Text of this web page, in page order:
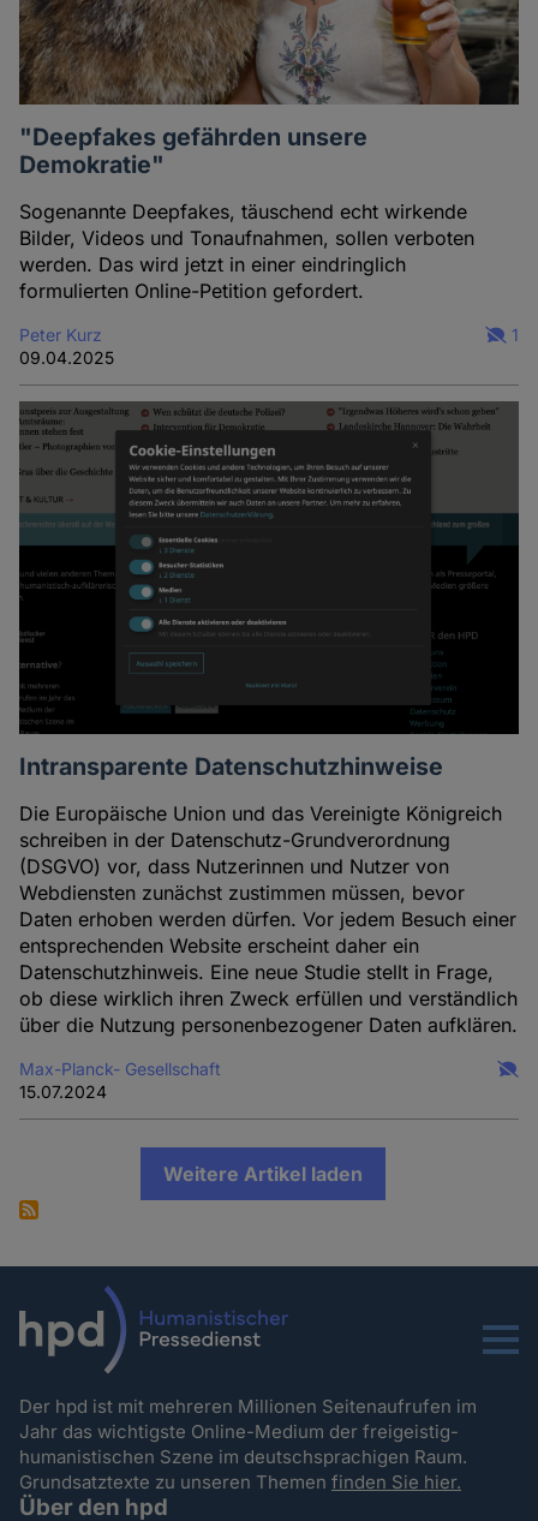
"Deepfakes gefährden unsere
Demokratie"
Sogenannte Deepfakes, täuschend echt wirkende
Bilder, Videos und Tonaufnahmen, sollen verboten
werden. Das wird jetzt in einer eindringlich
formulierten Online-Petition gefordert.
Peter Kurz
09.04.2025
1
Intransparente Datenschutzhinweise
Die Europäische Union und das Vereinigte Königreich
schreiben in der Datenschutz-Grundverordnung
(DSGVO) vor, dass Nutzerinnen und Nutzer von
Webdiensten zunächst zustimmen müssen, bevor
Daten erhoben werden dürfen. Vor jedem Besuch einer
entsprechenden Website erscheint daher ein
Datenschutzhinweis. Eine neue Studie stellt in Frage,
ob diese wirklich ihren Zweck erfüllen und verständlich
über die Nutzung personenbezogener Daten aufklären.
Max-Planck- Gesellschaft
15.07.2024
Weitere Artikel laden
Menu
Der hpd ist mit mehreren Millionen Seitenaufrufen im
Jahr das wichtigste Online-Medium der freigeistig-
humanistischen Szene im deutschsprachigen Raum.
Grundsatztexte zu unseren Themenfinden Sie hier.
Über den hpd